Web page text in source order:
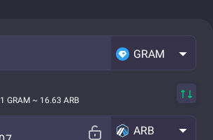
GRAM
1 GRAM ~ 16.63 ARB
ARB